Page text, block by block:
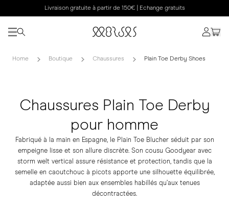
Livraison gratuite à partir de 150€ | Echange gratuits
Home Boutique Chaussures Plain Toe Derby Shoes
Chaussures Plain Toe Derby
pour homme
Fabriqué à la main en Espagne, le Plain Toe Blucher séduit par son
empeigne lisse et son allure discrète. Son cousu Goodyear avec
storm welt vertical assure résistance et protection, tandis que la
semelle en caoutchouc à picots apporte une silhouette équilibrée,
adaptée aussi bien aux ensembles habillés qu’aux tenues
décontractées.